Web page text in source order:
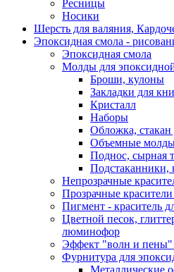
Ресницы
Носики
Шерсть для валяния,
Эпоксидная смола -
Эпоксидная смола
Молды для
Броши, кулоны
Закладки для
Кристалл
Наборы
Обложка, стакан
Объемные
Поднос, сырная
Подстаканники,
Непрозрачные
Прозрачные
Пигмент - краситель
Цветной песок,
люминофор
Эффект "волн и пены"
Фурнитура для
Металлические